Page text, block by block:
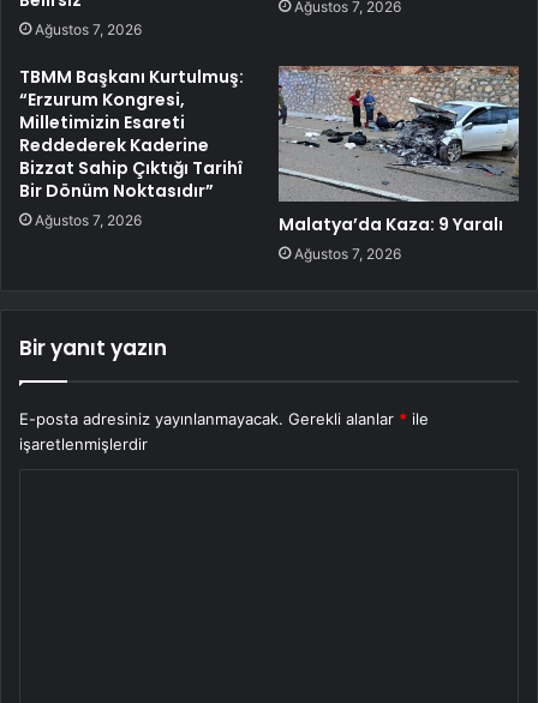
Ağustos 7, 2026
Ağustos 7, 2026
TBMM Başkanı Kurtulmuş:
“Erzurum Kongresi,
Milletimizin Esareti
Reddederek Kaderine
Bizzat Sahip Çıktığı Tarihî
Bir Dönüm Noktasıdır”
Ağustos 7, 2026 Malatya’da Kaza: 9 Yaralı
Ağustos 7, 2026
Bir yanıt yazın
E-posta adresiniz yayınlanmayacak. Gerekli alanlar * ile
işaretlenmişlerdir